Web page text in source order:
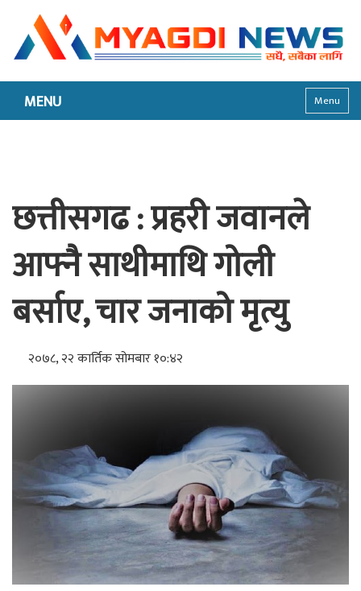
MENU Menu
छत्तीसगढ : प्रहरी जवानले
आफ्नै साथीमाथि गोली
बर्साए, चार जनाको मृत्यु
२०७८, २२ कार्तिक सोमबार १०:४२